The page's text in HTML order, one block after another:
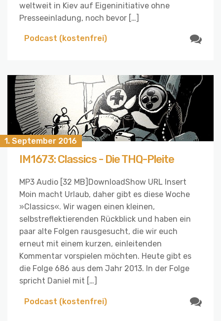
weltweit in Kiev auf Eigeninitiative ohne
Presseeinladung, noch bevor […]
Podcast (kostenfrei)
1. September 2016
IM1673: Classics - Die THQ-Pleite
MP3 Audio [32 MB]DownloadShow URL Insert
Moin macht Urlaub, daher gibt es diese Woche
»Classics«. Wir wagen einen kleinen,
selbstreflektierenden Rückblick und haben ein
paar alte Folgen rausgesucht, die wir euch
erneut mit einem kurzen, einleitenden
Kommentar vorspielen möchten. Heute gibt es
die Folge 686 aus dem Jahr 2013. In der Folge
spricht Daniel mit […]
Podcast (kostenfrei)